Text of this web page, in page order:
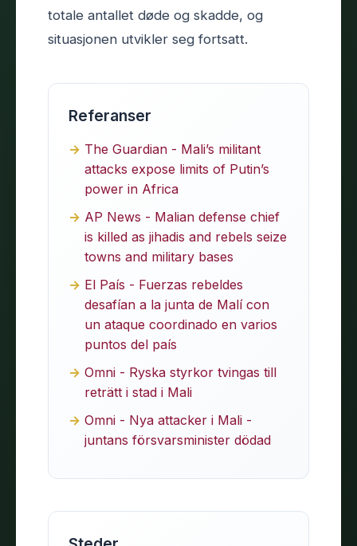
totale antallet døde og skadde, og
situasjonen utvikler seg fortsatt.
Referanser
The Guardian - Mali’s militant
attacks expose limits of Putin’s
power in Africa
AP News - Malian defense chief
is killed as jihadis and rebels seize
towns and military bases
El País - Fuerzas rebeldes
desafían a la junta de Malí con
un ataque coordinado en varios
puntos del país
Omni - Ryska styrkor tvingas till
reträtt i stad i Mali
Omni - Nya attacker i Mali -
juntans försvarsminister dödad